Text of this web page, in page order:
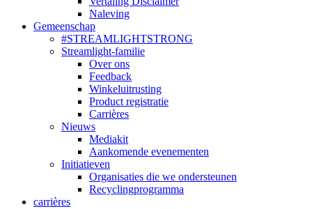
Naleving
Gemeenschap
#STREAMLIGHTSTRONG
Streamlight-familie
Over ons
Feedback
Winkeluitrusting
Product registratie
Carrières
Nieuws
Mediakit
Aankomende evenementen
Initiatieven
Organisaties die we ondersteunen
Recyclingprogramma
carrières